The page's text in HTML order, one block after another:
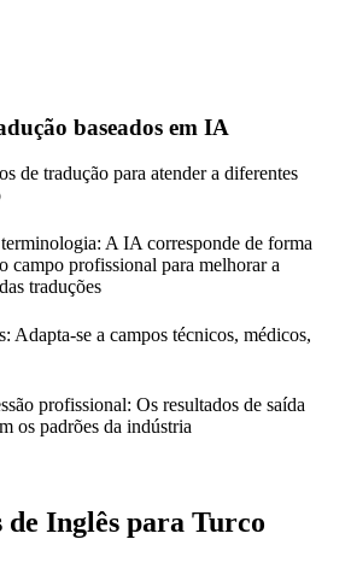
baseados em IA
de tradução para atender a diferentes
A IA corresponde de forma
campo profissional para melhorar a
traduções
Adapta-se a campos técnicos, médicos,
profissional: Os resultados de saída
os padrões da indústria
de Inglês para Turco